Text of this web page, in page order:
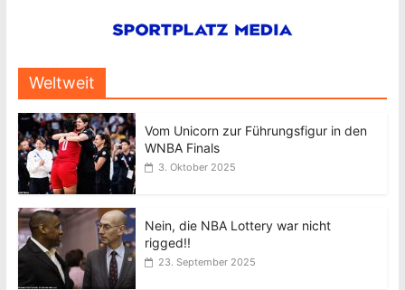
Weltweit
Vom Unicorn zur Führungsfigur in den
WNBA Finals
3. Oktober 2025
Nein, die NBA Lottery war nicht
rigged!!
23. September 2025